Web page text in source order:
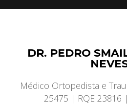
DR. PEDRO
Médico Ortopedista e
25475 | RQE 23816